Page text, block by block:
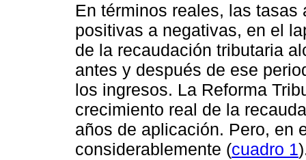
En términos reales, las
positivas a negativas, en el
de la recaudación tributaria
antes y después de ese
los ingresos. La Reforma
crecimiento real de la
años de aplicación. Pero, en
considerablemente (cuadro 1